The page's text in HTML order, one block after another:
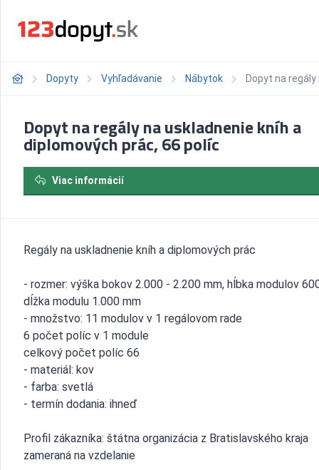
Dopyty Vyhľadávanie Nábytok Dopyt na
Dopyt na regály na uskladnenie kníh a
diplomových prác, 66 políc
Viac informácií
Regály na uskladnenie kníh a diplomových prác
- rozmer: výška bokov 2.000 - 2.200 mm, hĺbka modulov
dĺžka modulu 1.000 mm
- množstvo: 11 modulov v 1 regálovom rade
6 počet políc v 1 module
celkový počet políc 66
- materiál: kov
- farba: svetlá
- termín dodania: ihneď
Profil zákazníka: štátna organizácia z Bratislavského kraja
zameraná na vzdelanie